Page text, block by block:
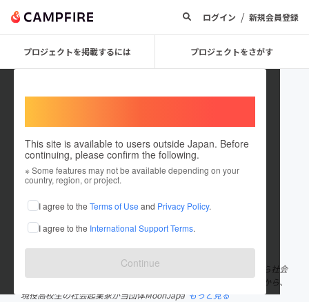
ログイン / 新規会員登録
プロジェクトを掲載するには プロジェクトをさがす
This site is available to users outside Japan. Before
continuing, please confirm the following.
※ Some features may not be available depending on your
country, region, or project.
I agree to the Terms of Use and Privacy Policy.
I agree to the International Support Terms.
Continue
MoonJapan
これまでに1件のプロジェクトを投稿しています
在住国：日本 現在地：未設定
出身国：日本 出身地：未設定
中高生に起業するという選択肢を与えたい…！ そして起業するなら社会
に貢献できる「社会起業」も視野に入れてほしい…！ こんな思いから、
現役高校生の社会起業家が当団体MoonJapa もっと見る